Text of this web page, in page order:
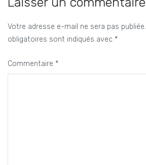
Votre adresse e-mail ne sera pas publiée.
obligatoires sont indiqués avec *
Commentaire *